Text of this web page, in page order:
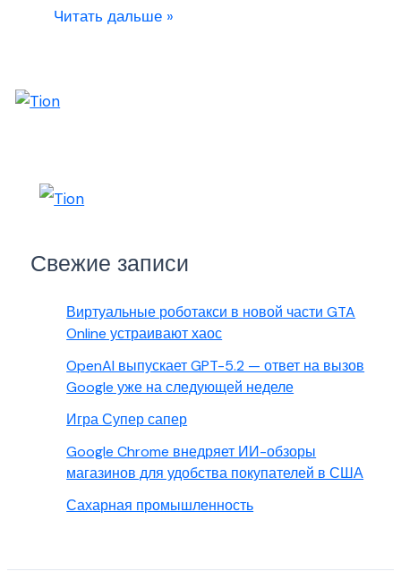
Читать дальше »
Свежие записи
Виртуальные роботакси в новой части GTA
Online устраивают хаос
OpenAI выпускает GPT-5.2 — ответ на вызов
Google уже на следующей неделе
Игра Супер сапер
Google Chrome внедряет ИИ-обзоры
магазинов для удобства покупателей в США
Сахарная промышленность